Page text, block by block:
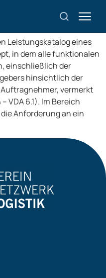
Leistungskatalog eines
in dem alle funktionalen
einschließlich der
hinsichtlich der
vermerkt
VDA 6.1). Im Bereich
Anforderung an ein